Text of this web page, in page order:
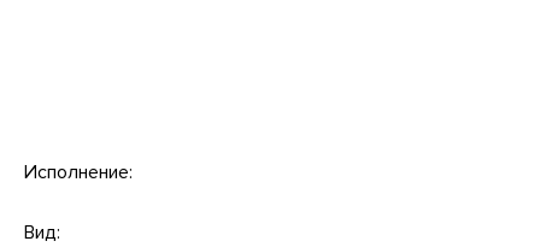
Исполнение:
Вид: